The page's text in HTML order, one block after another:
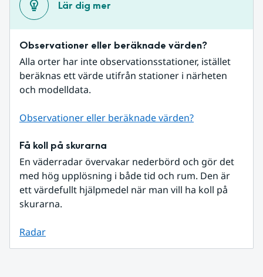
Lär dig mer
Observationer eller beräknade värden?
Alla orter har inte observationsstationer, istället
beräknas ett värde utifrån stationer i närheten
och modelldata.
Observationer eller beräknade värden?
Få koll på skurarna
En väderradar övervakar nederbörd och gör det
med hög upplösning i både tid och rum. Den är
ett värdefullt hjälpmedel när man vill ha koll på
skurarna.
Radar